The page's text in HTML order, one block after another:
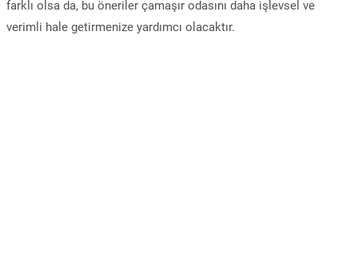
farklı olsa da, bu öneriler çamaşır odasını daha işlevsel ve
verimli hale getirmenize yardımcı olacaktır.